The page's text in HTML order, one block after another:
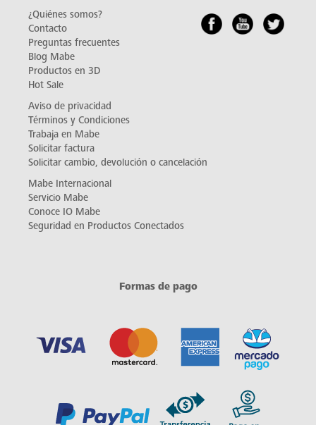
¿Quiénes somos?
Contacto
Preguntas frecuentes
Blog Mabe
Productos en 3D
Hot Sale
Aviso de privacidad
Términos y Condiciones
Trabaja en Mabe
Solicitar factura
Solicitar cambio, devolución o cancelación
Mabe Internacional
Servicio Mabe
Conoce IO Mabe
Seguridad en Productos Conectados
Formas de pago